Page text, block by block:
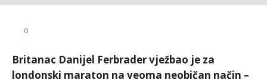
AUTOR
0
Britanac Danijel Ferbrader vježbao je za
londonski maraton na veoma neobičan način –